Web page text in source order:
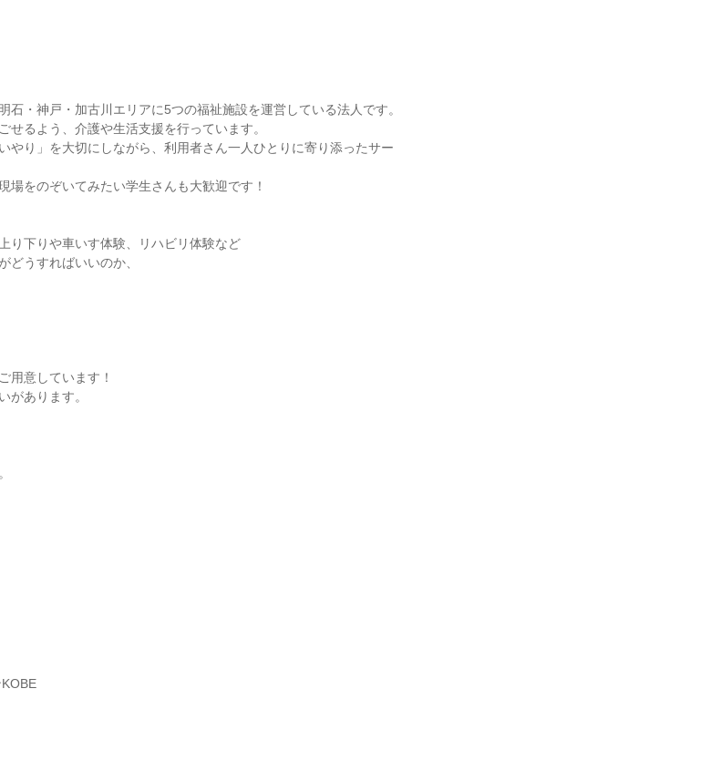
石・神戸・加古川エリアに5つの福祉施設を運営している法人です。
せるよう、介護や生活支援を行っています。
やり」を大切にしながら、利用者さん一人ひとりに寄り添ったサー
場をのぞいてみたい学生さんも大歓迎です！
り下りや車いす体験、リハビリ体験など
どうすればいいのか、
用意しています！
があります。